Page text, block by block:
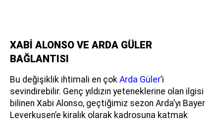
XABİ ALONSO VE ARDA GÜLER
BAĞLANTISI
Bu değişiklik ihtimali en çok Arda Güler’i
sevindirebilir. Genç yıldızın yeteneklerine olan ilgisi
bilinen Xabi Alonso, geçtiğimiz sezon Arda’yı Bayer
Leverkusen’e kiralık olarak kadrosuna katmak